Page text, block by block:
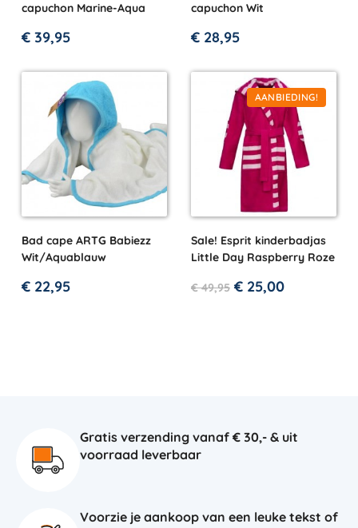
capuchon Marine-Aqua
€ 39,95
capuchon Wit
€ 28,95
Bad cape ARTG Babiezz
Wit/Aquablauw
€ 22,95
AANBIEDING!
Sale! Esprit kinderbadjas
Little Day Raspberry Roze
€49,95 € 25,00
Gratis verzending vanaf € 30,- & uit
voorraad leverbaar
Voorzie je aankoop van een leuke tekst of